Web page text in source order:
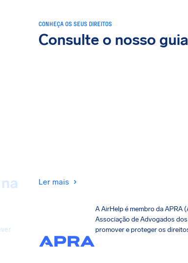
CONHEÇA OS SEUS DIREITOS
Consulte o nosso
Ler mais
A AirHelp é membro da
Associação de Advogados
promover e proteger os